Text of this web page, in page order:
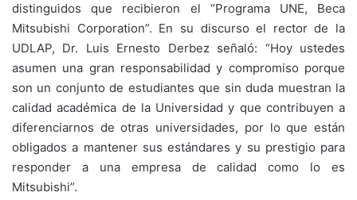
distinguidos que recibieron el “Programa UNE, Beca
Mitsubishi Corporation”. En su discurso el rector de la
UDLAP, Dr. Luis Ernesto Derbez señaló: “Hoy ustedes
asumen una gran responsabilidad y compromiso porque
son un conjunto de estudiantes que sin duda muestran la
calidad académica de la Universidad y que contribuyen a
diferenciarnos de otras universidades, por lo que están
obligados a mantener sus estándares y su prestigio para
responder a una empresa de calidad como lo es
Mitsubishi”.